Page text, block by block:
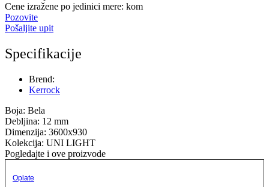
Cene izražene po jedinici mere: kom
Pozovite
Pošaljite upit
Specifikacije
Brend:
Kerrock
Boja: Bela
Debljina: 12 mm
Dimenzija: 3600x930
Kolekcija: UNI LIGHT
Pogledajte i ove proizvode
Oplate